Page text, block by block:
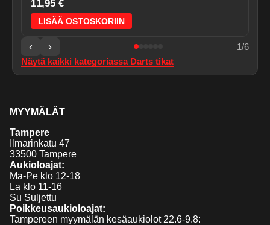
11,95 €
LISÄÄ OSTOSKORIIN
‹ › 1/6
Näytä kaikki kategoriassa Darts tikat
MYYMÄLÄT
Tampere
Ilmarinkatu 47
33500 Tampere
Aukioloajat:
Ma-Pe klo 12-18
La klo 11-16
Su Suljettu
Poikkeusaukioloajat:
Tampereen myymälän kesäaukiolot 22.6-9.8: